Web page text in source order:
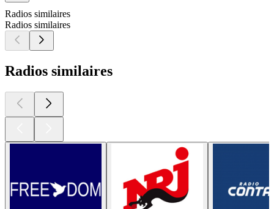
Radios similaires
Radios similaires
Radios similaires